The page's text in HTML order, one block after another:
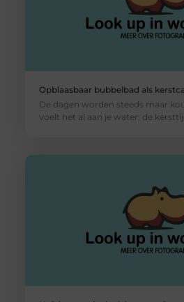
Opblaasbaar bubbelbad als
De dagen worden steeds maar
voelt het al aan je water: de